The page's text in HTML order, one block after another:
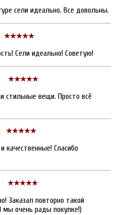
сели идеально. Все довольны.
Сели идеально! Советую!
стильные вещи. Просто всё
качественные! Спасибо
Заказал повторно такой
мы очень рады покупке!)